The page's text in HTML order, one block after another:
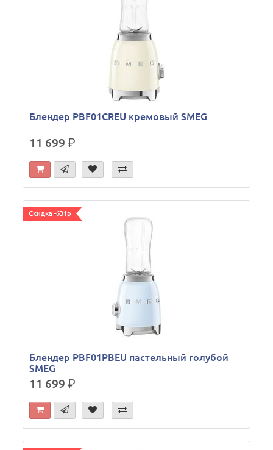
Блендер PBF01CREU кремовый SMEG
11 699р.
Скидка -631р
Блендер PBF01PBEU пастельный голубой
SMEG
11 699р.